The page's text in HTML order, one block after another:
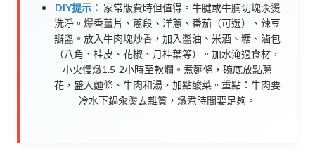
DIY提示： 家常版費時但值得。牛腱或牛腩切塊汆燙
洗淨。爆香薑片、蔥段、洋蔥、番茄（可選）、辣豆
瓣醬。放入牛肉塊炒香，加入醬油、米酒、糖、滷包
（八角、桂皮、花椒、月桂葉等）。加水淹過食材，
小火慢燉1.5-2小時至軟爛。煮麵條，碗底放點蔥
花，盛入麵條、牛肉和湯，加點酸菜。重點：牛肉要
冷水下鍋汆燙去雜質，燉煮時間要足夠。